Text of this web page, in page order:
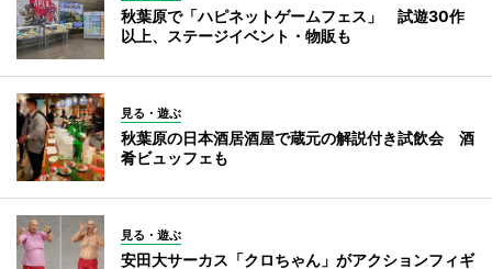
秋葉原で「ハピネットゲームフェス」 試遊30作
以上、ステージイベント・物販も
見る・遊ぶ
秋葉原の日本酒居酒屋で蔵元の解説付き試飲会 酒
肴ビュッフェも
見る・遊ぶ
安田大サーカス「クロちゃん」がアクションフィギ